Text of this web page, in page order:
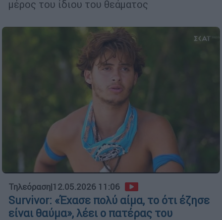
μέρος του ίδιου του θεάματος
Τηλεόραση|12.05.2026 11:06
Survivor: «Έχασε πολύ αίμα, το ότι έζησε
είναι θαύμα», λέει ο πατέρας του